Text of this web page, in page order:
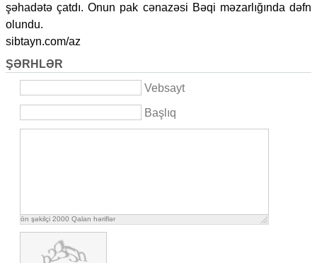
şəhadətə çatdı. Onun pak cənazəsi Bəqi məzarlığında dəfn
olundu.
sibtayn.com/az
ŞƏRHLƏR
Vebsayt
Başlıq
ön şəkilçi 2000 Qalan həriflər